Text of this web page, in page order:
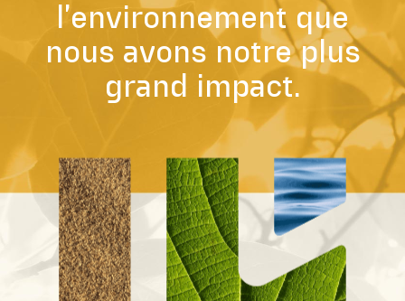
l’environnement que
nous avons notre plus
grand impact.